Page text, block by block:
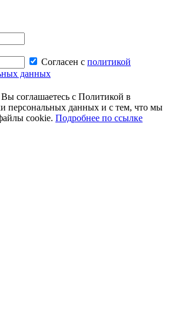
Согласен с политикой
данных
соглашаетесь с Политикой в
персональных данных и с тем, что мы
cookie. Подробнее по ссылке